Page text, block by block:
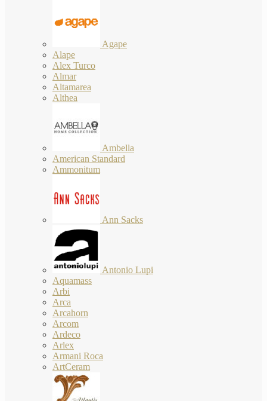
Agape
Alape
Alex Turco
Almar
Altamarea
Althea
Ambella
American Standard
Ammonitum
Ann Sacks
Antonio Lupi
Aquamass
Arbi
Arca
Arcahorn
Arcom
Ardeco
Arlex
Armani Roca
ArtCeram